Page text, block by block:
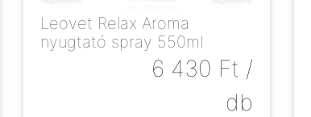
Leovet Relax Aroma
nyugtató spray 550ml
6 430 Ft /
db